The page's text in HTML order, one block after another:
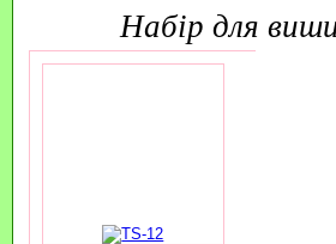
набір для